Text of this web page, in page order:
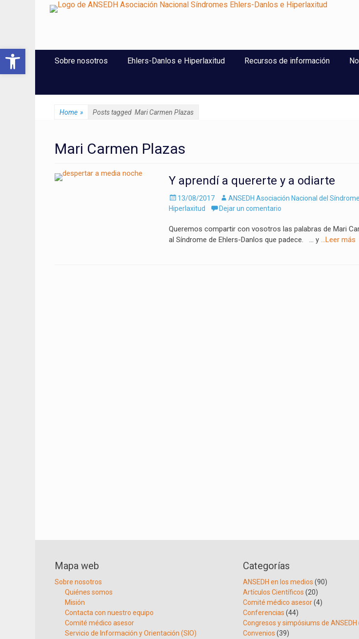
ANSEDH
Asociación Nacional del Síndrome de Ehlers-Danlos e Hiperlaxitud
Menú Principal
Sobre nosotros Ehlers-Danlos e Hiperlaxitud Recursos de información
Home » Posts tagged Mari Carmen Plazas
Mari Carmen Plazas
Y aprendí a quererte y a odiarte
Enviado
el
13/08/2017 AutorANSEDH Asociación Nacional del
Hiperlaxitud
Dejar un comentario
Queremos compartir con vosotros las palabras de Mari
al Síndrome de Ehlers-Danlos que padece. … y …Leer más
Mapa web
Sobre nosotros
Quiénes somos
Misión
Contacta con nuestro equipo
Comité médico asesor
Servicio de Información y Orientación (SIO)
Categorías
ANSEDH en los medios (90)
Artículos Científicos (20)
Comité médico asesor(4)
Conferencias (44)
Congresos y simpósiums de ANSEDH
Convenios (39)
Abrir barra de herramientas